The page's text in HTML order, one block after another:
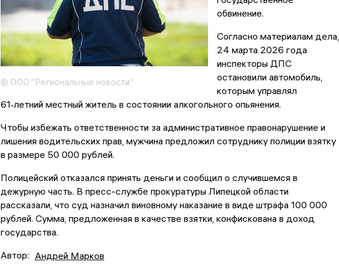
© ООО "Региональные новости"
обвинение.
Согласно материалам дела,
24 марта 2026 года
инспекторы ДПС
остановили автомобиль,
которым управлял
61‑летний местный житель в состоянии алкогольного опьянения.
Чтобы избежать ответственности за административное правонарушение и
лишения водительских прав, мужчина предложил сотруднику полиции взятку
в размере 50 000 рублей.
Полицейский отказался принять деньги и сообщил о случившемся в
дежурную часть. В пресс-службе прокуратуры Липецкой области
рассказали, что суд назначил виновному наказание в виде штрафа 100 000
рублей. Сумма, предложенная в качестве взятки, конфискована в доход
государства.
Автор: Андрей Марков